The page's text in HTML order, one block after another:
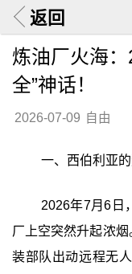
返回
炼油厂火海
全”神话！
2026-07-09 自由
一、西伯利亚
2026年7月6日
厂上空突然升起浓
装部队出动远程无